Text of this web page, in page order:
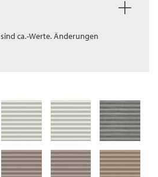
ca.-Werte. Änderungen